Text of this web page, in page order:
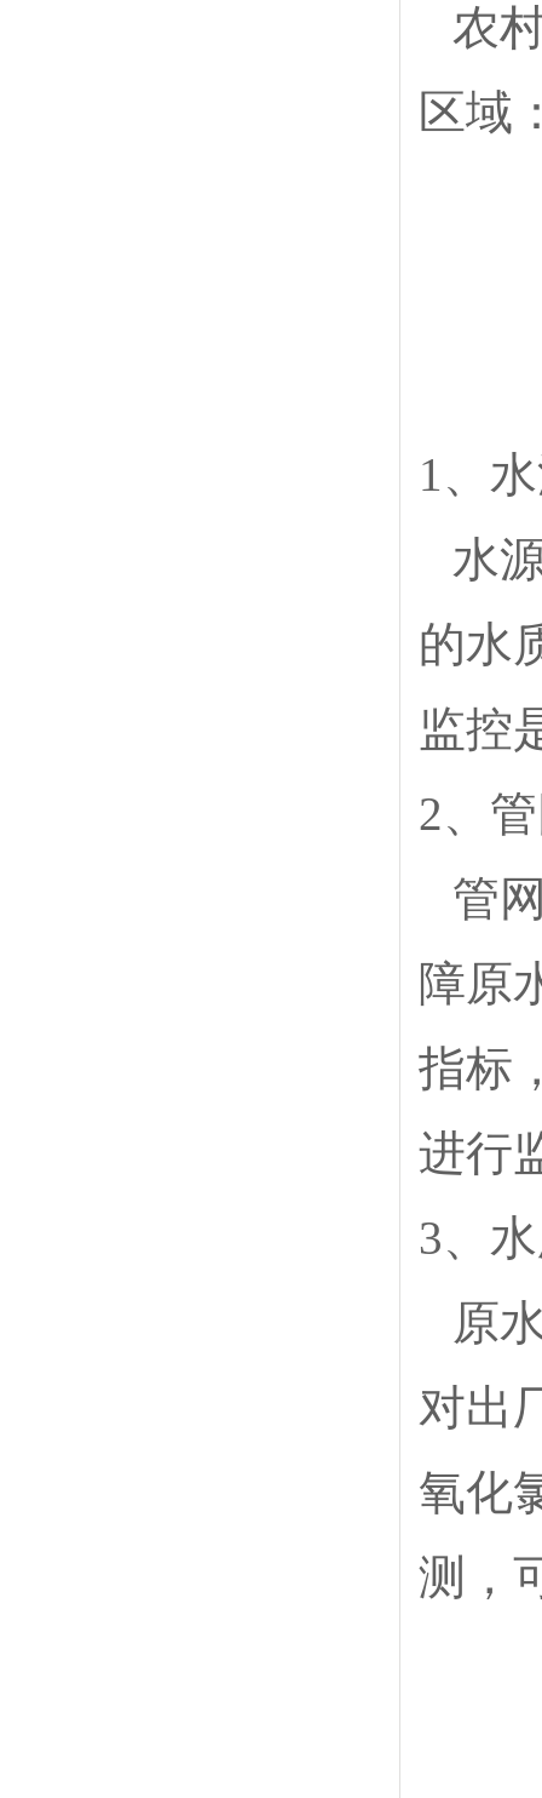
农
区域
1、
水
的水
监控
2、
管
障原
指标
进行
3、
原
对出
氧化
测，